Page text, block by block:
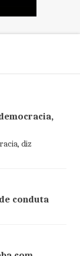
diz
conduta